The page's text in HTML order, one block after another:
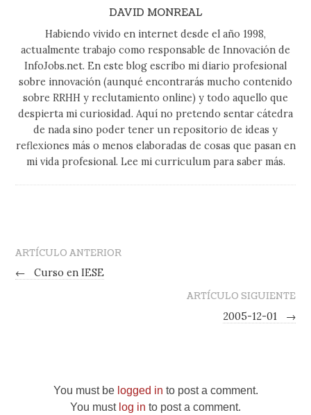
DAVID MONREAL
Habiendo vivido en internet desde el año 1998,
actualmente trabajo como responsable de Innovación de
InfoJobs.net. En este blog escribo mi diario profesional
sobre innovación (aunqué encontrarás mucho contenido
sobre RRHH y reclutamiento online) y todo aquello que
despierta mi curiosidad. Aquí no pretendo sentar cátedra
de nada sino poder tener un repositorio de ideas y
reflexiones más o menos elaboradas de cosas que pasan en
mi vida profesional. Lee mi curriculum para saber más.
ARTÍCULO ANTERIOR
←
Curso en IESE
ARTÍCULO SIGUIENTE
2005-12-01
→
You must be logged in to post a comment.
You must log in to post a comment.